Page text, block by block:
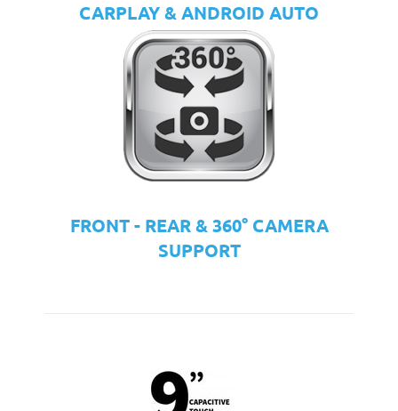
CARPLAY & ANDROID AUTO
FRONT - REAR & 360° CAMERA
SUPPORT